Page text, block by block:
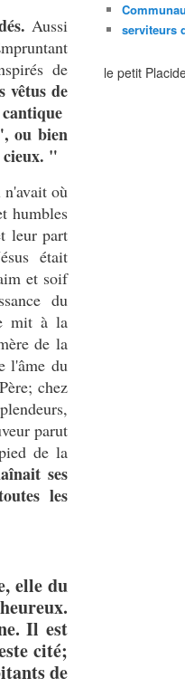
Aussi
de
vêtus de
ou bien
cieux. "
où
humbles
leur part
était
et soif
du
mit à la
de la
l'âme du
chez
parut
de la
ses
les
elle du
Il est
cité;
de
serviteurs
le petit